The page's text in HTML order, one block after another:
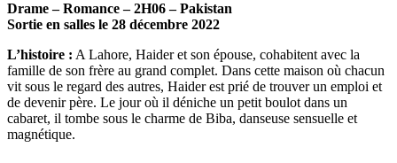
Drame – Romance – 2H06 – Pakistan
Sortie en salles le 28 décembre 2022
L’histoire : A Lahore, Haider et son épouse, cohabitent avec la
famille de son frère au grand complet. Dans cette maison où chacun
vit sous le regard des autres, Haider est prié de trouver un emploi et
de devenir père. Le jour où il déniche un petit boulot dans un
cabaret, il tombe sous le charme de Biba, danseuse sensuelle et
magnétique.